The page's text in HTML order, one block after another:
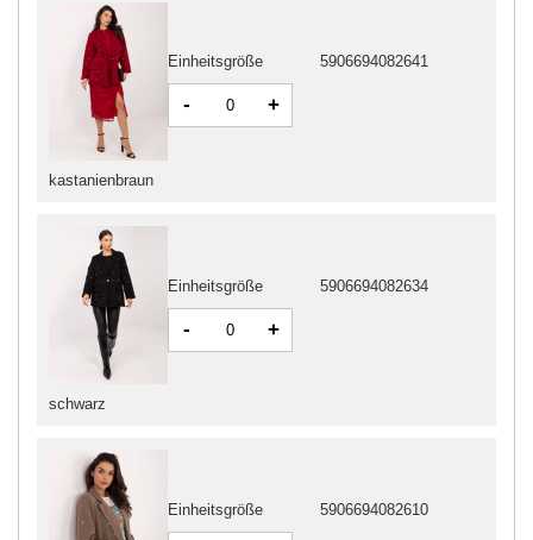
kastanienbraun
Einheitsgröße 5906694082641
- +
schwarz
Einheitsgröße 5906694082634
- +
Einheitsgröße 5906694082610